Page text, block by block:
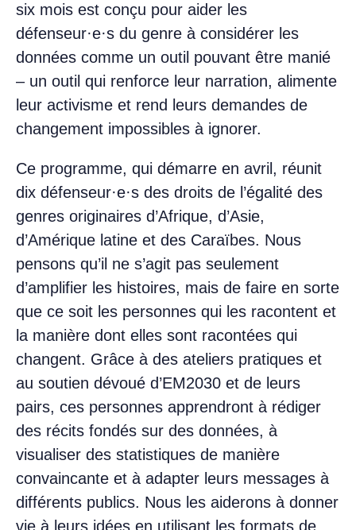
six mois est conçu pour aider les
défenseur·e·s du genre à considérer les
données comme un outil pouvant être manié
– un outil qui renforce leur narration, alimente
leur activisme et rend leurs demandes de
changement impossibles à ignorer.
Ce programme, qui démarre en avril, réunit
dix défenseur·e·s des droits de l’égalité des
genres originaires d’Afrique, d’Asie,
d’Amérique latine et des Caraïbes. Nous
pensons qu’il ne s’agit pas seulement
d’amplifier les histoires, mais de faire en sorte
que ce soit les personnes qui les racontent et
la manière dont elles sont racontées qui
changent. Grâce à des ateliers pratiques et
au soutien dévoué d’EM2030 et de leurs
pairs, ces personnes apprendront à rédiger
des récits fondés sur des données, à
visualiser des statistiques de manière
convaincante et à adapter leurs messages à
différents publics. Nous les aiderons à donner
vie à leurs idées en utilisant les formats de